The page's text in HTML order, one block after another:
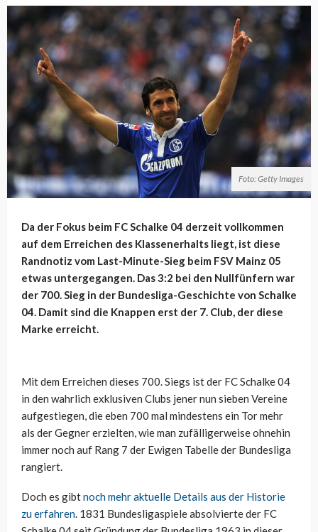
Foto: Getty Images
Da der Fokus beim FC Schalke 04 derzeit vollkommen
auf dem Erreichen des Klassenerhalts liegt, ist diese
Randnotiz vom Last-Minute-Sieg beim FSV Mainz 05
etwas untergegangen. Das 3:2 bei den Nullfünfern war
der 700. Sieg in der Bundesliga-Geschichte von Schalke
04. Damit sind die Knappen erst der 7. Club, der diese
Marke erreicht.
Mit dem Erreichen dieses 700. Siegs ist der FC Schalke 04
in den wahrlich exklusiven Clubs jener nun sieben Vereine
aufgestiegen, die eben 700 mal mindestens ein Tor mehr
als der Gegner erzielten, wie man zufälligerweise ohnehin
immer noch auf Rang 7 der Ewigen Tabelle der Bundesliga
rangiert.
Doch es gibtnoch mehr aktuelle Details aus der Historie
zu erfahren. 1831 Bundesligaspiele absolvierte der FC